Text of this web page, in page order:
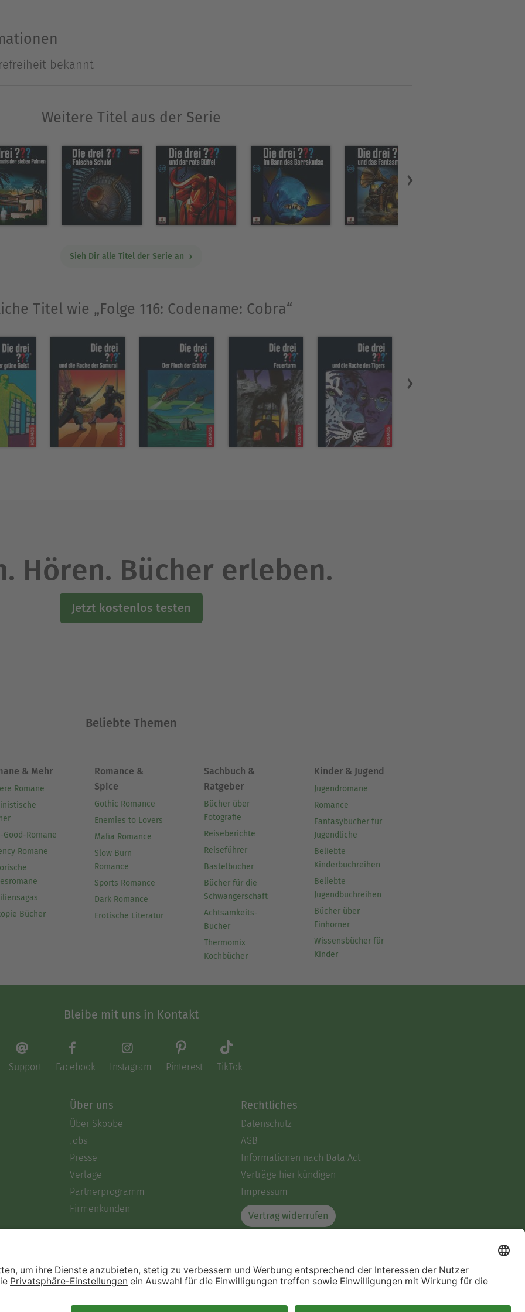
bekannt
Weitere Titel aus der Serie
Sieh Dir alle Titel der Serie an
Titel wie „Folge 116: Codename: Cobra“
Hören. Bücher erleben.
Jetzt kostenlos testen
Beliebte Themen
& Mehr
Romane
Good-Romane
Romane
Bücher
Romance &
Spice
Gothic Romance
Enemies to Lovers
Mafia Romance
Slow Burn
Romance
Sports Romance
Dark Romance
Erotische Literatur
Sachbuch &
Ratgeber
Bücher über
Fotografie
Reiseberichte
Reiseführer
Bastelbücher
Bücher für die
Schwangerschaft
Achtsamkeits-
Bücher
Thermomix
Kochbücher
Kinder & Jugend
Jugendromane
Romance
Fantasybücher für
Jugendliche
Beliebte
Kinderbuchreihen
Beliebte
Jugendbuchreihen
Bücher über
Einhörner
Wissensbücher für
Kinder
Bleibe mit uns in Kontakt
Support Facebook Instagram Pinterest TikTok
Über uns
Über Skoobe
Jobs
Presse
Verlage
Partnerprogramm
Firmenkunden
Rechtliches
Datenschutz
AGB
Informationen nach Data Act
Verträge hier kündigen
Impressum
Vertrag widerrufen
Immer ein gutes Buch